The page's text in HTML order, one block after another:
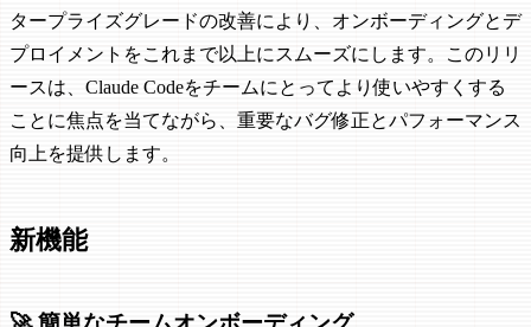
タープライズグレードの改善により、オンボーディングとデ
プロイメントをこれまで以上にスムーズにします。このリリ
ースは、Claude Codeをチームにとってより使いやすくする
ことに焦点を当てながら、重要なバグ修正とパフォーマンス
向上を提供します。
新機能